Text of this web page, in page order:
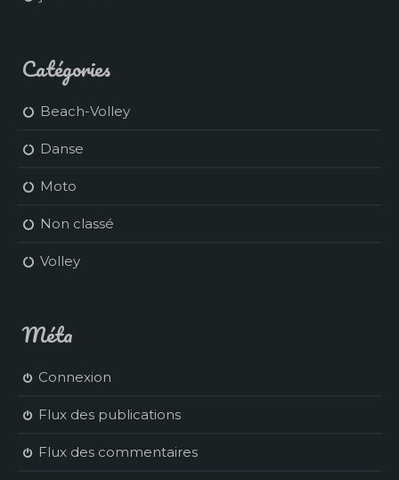
Catégories
Beach-Volley
Danse
Moto
Non classé
Volley
Méta
Connexion
Flux des publications
Flux des commentaires